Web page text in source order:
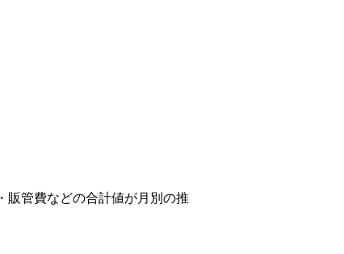
販管費などの合計値が月別の推